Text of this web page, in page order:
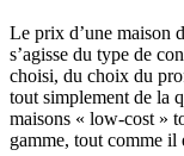
Le prix d’une maison
s’agisse du type de
choisi, du choix du
tout simplement de la
maisons « low-cost »
gamme, tout comme il